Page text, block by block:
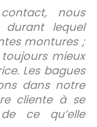
nous
durant lequel
montures ;
mieux
Les bagues
dans notre
cliente à se
ce qu’elle